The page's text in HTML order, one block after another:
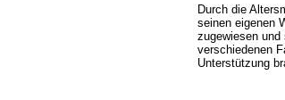
Durch die
seinen eigenen
zugewiesen und
verschiedenen
Unterstützung